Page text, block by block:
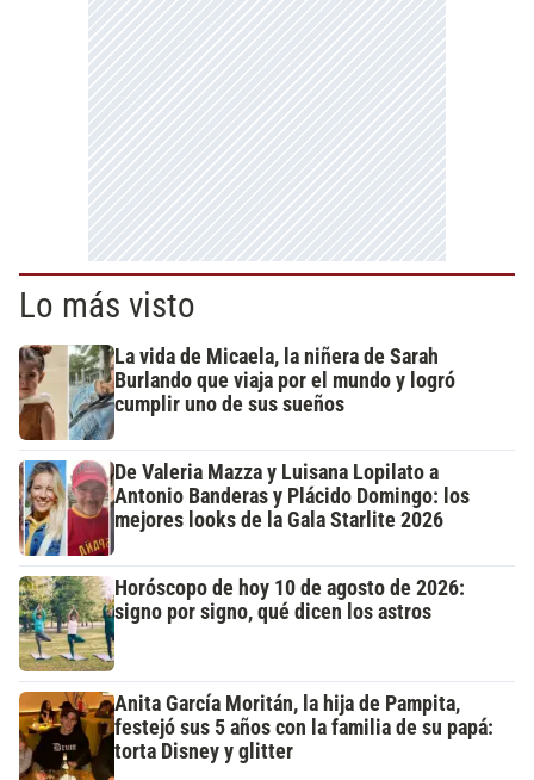
Lo más visto
La vida de Micaela, la niñera de Sarah
Burlando que viaja por el mundo y logró
cumplir uno de sus sueños
De Valeria Mazza y Luisana Lopilato a
Antonio Banderas y Plácido Domingo: los
mejores looks de la Gala Starlite 2026
Horóscopo de hoy 10 de agosto de 2026:
signo por signo, qué dicen los astros
Anita García Moritán, la hija de Pampita,
festejó sus 5 años con la familia de su papá:
torta Disney y glitter